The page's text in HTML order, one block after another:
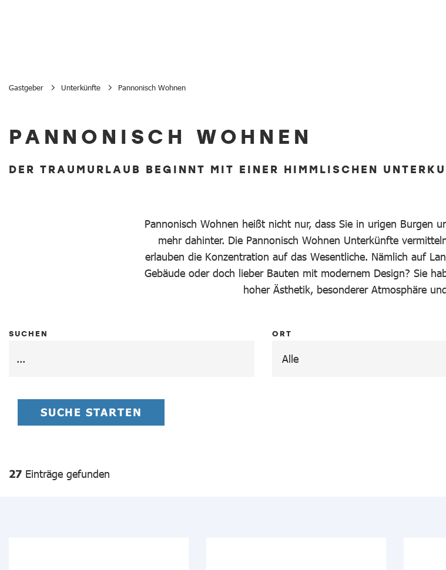
Gastgeber Unterkünfte Pannonisch Wohnen
Pannonisch Wohnen
PANNONISCH WOHNEN
DER TRAUMURLAUB BEGINNT MIT EINER HIMMLISCHEN
Pannonisch Wohnen heißt nicht nur, dass Sie in urigen Burgen
mehr dahinter. Die Pannonisch Wohnen Unterkünfte
erlauben die Konzentration auf das Wesentliche. Nämlich auf
Gebäude oder doch lieber Bauten mit modernem Design? Sie
hoher Ästhetik, besonderer Atmosphäre
SUCHEN ORT
SUCHE STARTEN
27 Einträge gefunden